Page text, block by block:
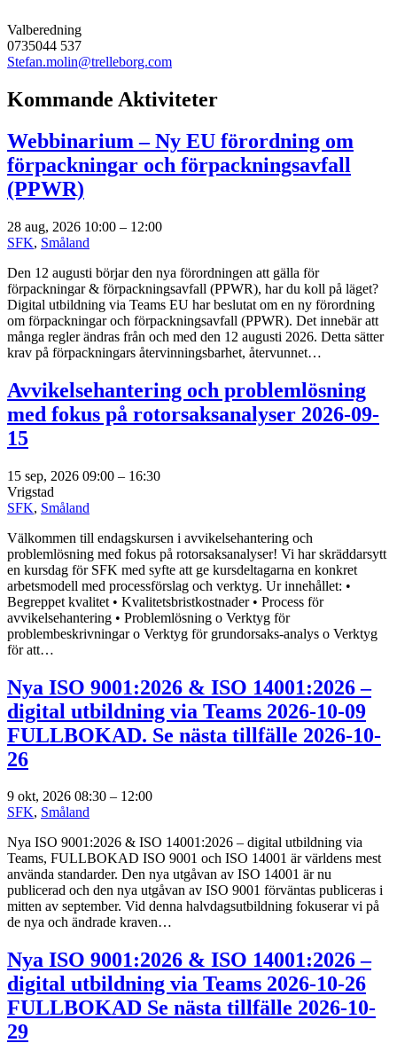
Valberedning
0735044 537
Stefan.molin@trelleborg.com
Kommande Aktiviteter
Webbinarium – Ny EU förordning om
förpackningar och förpackningsavfall
(PPWR)
28 aug, 2026 10:00 – 12:00
SFK, Småland
Den 12 augusti börjar den nya förordningen att gälla för
förpackningar & förpackningsavfall (PPWR), har du koll på läget?
Digital utbildning via Teams EU har beslutat om en ny förordning
om förpackningar och förpackningsavfall (PPWR). Det innebär att
många regler ändras från och med den 12 augusti 2026. Detta sätter
krav på förpackningars återvinningsbarhet, återvunnet…
Avvikelsehantering och problemlösning
med fokus på rotorsaksanalyser 2026-09-
15
15 sep, 2026 09:00 – 16:30
Vrigstad
SFK, Småland
Välkommen till endagskursen i avvikelsehantering och
problemlösning med fokus på rotorsaksanalyser! Vi har skräddarsytt
en kursdag för SFK med syfte att ge kursdeltagarna en konkret
arbetsmodell med processförslag och verktyg. Ur innehållet: •
Begreppet kvalitet • Kvalitetsbristkostnader • Process för
avvikelsehantering • Problemlösning o Verktyg för
problembeskrivningar o Verktyg för grundorsaks-analys o Verktyg
för att…
Nya ISO 9001:2026 & ISO 14001:2026 –
digital utbildning via Teams 2026-10-09
FULLBOKAD. Se nästa tillfälle 2026-10-
26
9 okt, 2026 08:30 – 12:00
SFK, Småland
Nya ISO 9001:2026 & ISO 14001:2026 – digital utbildning via
Teams, FULLBOKAD ISO 9001 och ISO 14001 är världens mest
använda standarder. Den nya utgåvan av ISO 14001 är nu
publicerad och den nya utgåvan av ISO 9001 förväntas publiceras i
mitten av september. Vid denna halvdagsutbildning fokuserar vi på
de nya och ändrade kraven…
Nya ISO 9001:2026 & ISO 14001:2026 –
digital utbildning via Teams 2026-10-26
FULLBOKAD Se nästa tillfälle 2026-10-
29